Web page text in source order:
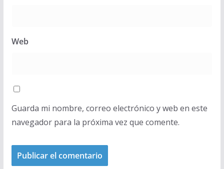
Web
Guarda mi nombre, correo electrónico y web en este
navegador para la próxima vez que comente.